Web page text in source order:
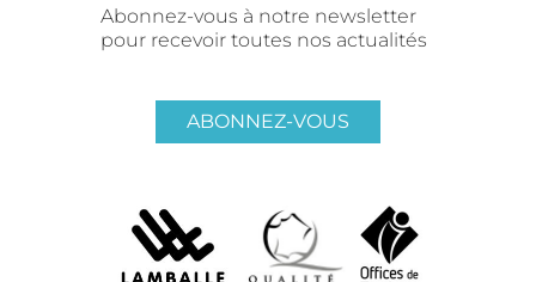
Abonnez-vous à notre newsletter
pour recevoir toutes nos actualités
ABONNEZ-VOUS